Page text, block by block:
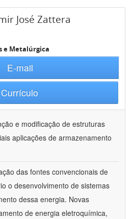
José Zattera
e Metalúrgica
E-mail
Currículo
e modificação de estruturas
aplicações de armazenamento
das fontes convencionais de
o desenvolvimento de sistemas
dessa energia. Novas
de energia eletroquímica,